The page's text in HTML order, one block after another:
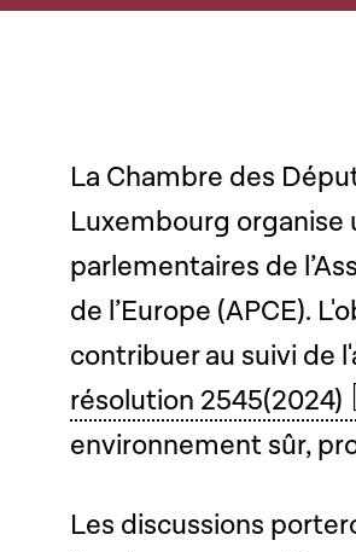
La Chambre des
Luxembourg organise
parlementaires de
de l’Europe (APCE).
contribuer au suivi de
résolution 2545(2024)
environnement sûr,
Les discussions